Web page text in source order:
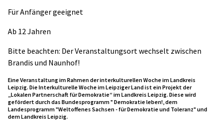
Für Anfänger geeignet
Ab 12 Jahren
Bitte beachten: Der Veranstaltungsort wechselt zwischen
Brandis und Naunhof!
Eine Veranstaltung im Rahmen der interkulturellen Woche im Landkreis
Leipzig. Die Interkulturelle Woche im Leipziger Land ist ein Projekt der
„Lokalen Partnerschaft für Demokratie“ im Landkreis Leipzig. Diese wird
gefördert durch das Bundesprogramm " Demokratie leben!, dem
Landesprogramm "Weltoffenes Sachsen - für Demokratie und Toleranz" und
dem Landkreis Leipzig.